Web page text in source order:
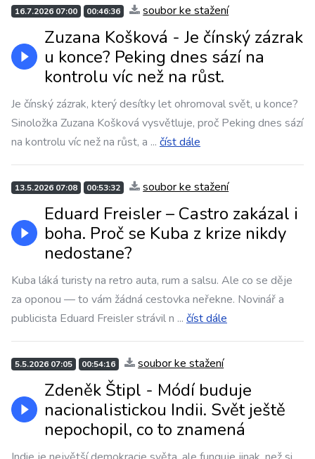
16.7.2026 07:00 00:46:36 soubor ke stažení
Zuzana Košková - Je čínský zázrak
u konce? Peking dnes sází na
kontrolu víc než na růst.
Je čínský zázrak, který desítky let ohromoval svět, u konce?
Sinoložka Zuzana Košková vysvětluje, proč Peking dnes sází
na kontrolu víc než na růst, a ... číst dále
13.5.2026 07:08 00:53:32 soubor ke stažení
Eduard Freisler – Castro zakázal i
boha. Proč se Kuba z krize nikdy
nedostane?
Kuba láká turisty na retro auta, rum a salsu. Ale co se děje
za oponou — to vám žádná cestovka neřekne. Novinář a
publicista Eduard Freisler strávil n ... číst dále
5.5.2026 07:05 00:54:16 soubor ke stažení
Zdeněk Štipl - Módí buduje
nacionalistickou Indii. Svět ještě
nepochopil, co to znamená